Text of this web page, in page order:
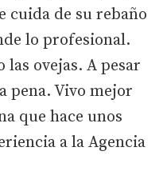
cuida de su rebaño
lo profesional.
las ovejas. A pesar
pena. Vivo mejor
que hace unos
a la Agencia